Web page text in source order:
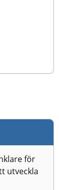
för
utveckla